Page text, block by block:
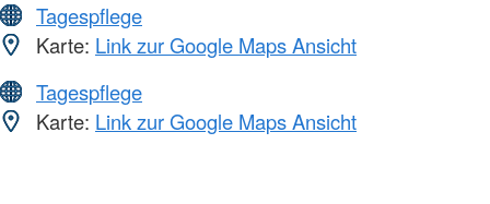
Tagespflege
Karte: Link zur Google Maps Ansicht
Tagespflege
Karte: Link zur Google Maps Ansicht